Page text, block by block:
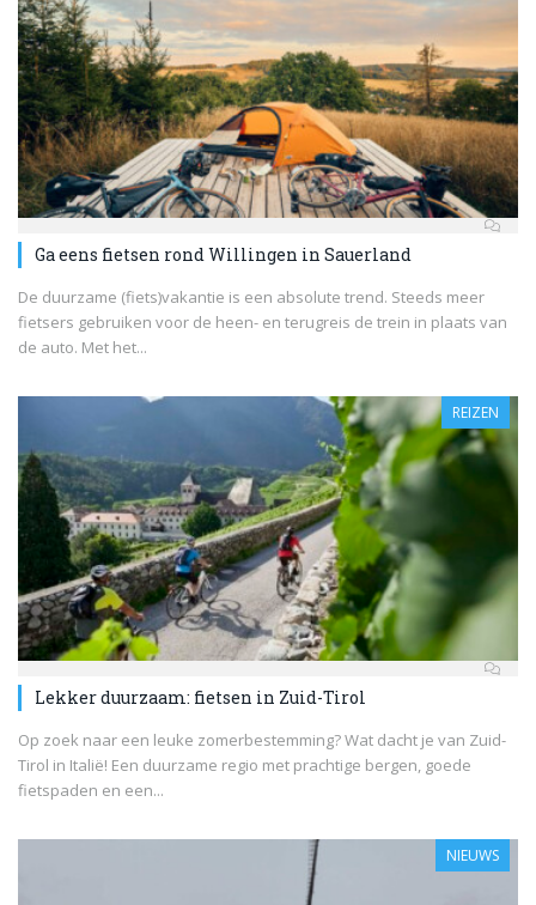
Ga eens fietsen rond Willingen in Sauerland
De duurzame (fiets)vakantie is een absolute trend. Steeds meer
fietsers gebruiken voor de heen- en terugreis de trein in plaats van
de auto. Met het...
REIZEN
Lekker duurzaam: fietsen in Zuid-Tirol
Op zoek naar een leuke zomerbestemming? Wat dacht je van Zuid-
Tirol in Italië! Een duurzame regio met prachtige bergen, goede
fietspaden en een...
NIEUWS